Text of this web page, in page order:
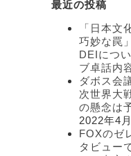
ゴ
最近の投稿
「日本文
巧妙な罠
DEIにつ
ブ卓話内
ダボス会
次世界大
の懸念は
2022年4
FOXのゼ
タビュー